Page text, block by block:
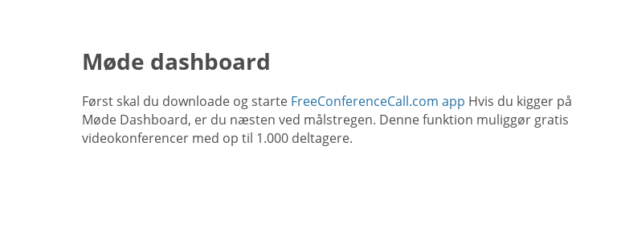
Møde dashboard
Først skal du downloade og starte FreeConferenceCall.com app Hvis du kigger på
Møde Dashboard, er du næsten ved målstregen. Denne funktion muliggør gratis
videokonferencer med op til 1.000 deltagere.